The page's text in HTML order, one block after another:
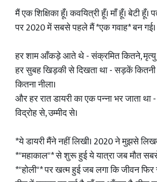
मैं एक शिक्षिका हूँ। कवयित्री हूँ। माँ हूँ। बेटी हूँ।
पर 2020 में सबसे पहले मैं *एक गवाह* बन गई।
हर शाम आँकड़े आते थे - संक्रमित कितने, मृत्यु
हर सुबह खिड़की से दिखता था - सड़कें
कितना नीला।
और हर रात डायरी का एक पन्ना भर जाता था
विद्रोह से, उम्मीद से।
*ये डायरी मैंने नहीं लिखी। 2020 ने मुझसे
*"महाकाल"* से शुरू हुई ये यात्रा जब मौत
*"होली"* पर खत्म हुई जब लगा कि जीवन